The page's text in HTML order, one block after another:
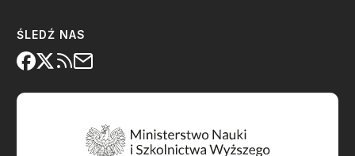
ŚLEDŹ NAS